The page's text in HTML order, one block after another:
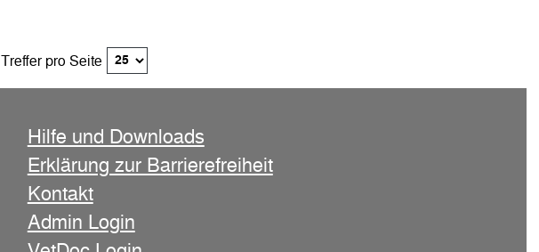
Treffer pro Seite
Hilfe und Downloads
Erklärung zur Barrierefreiheit
Kontakt
Admin Login